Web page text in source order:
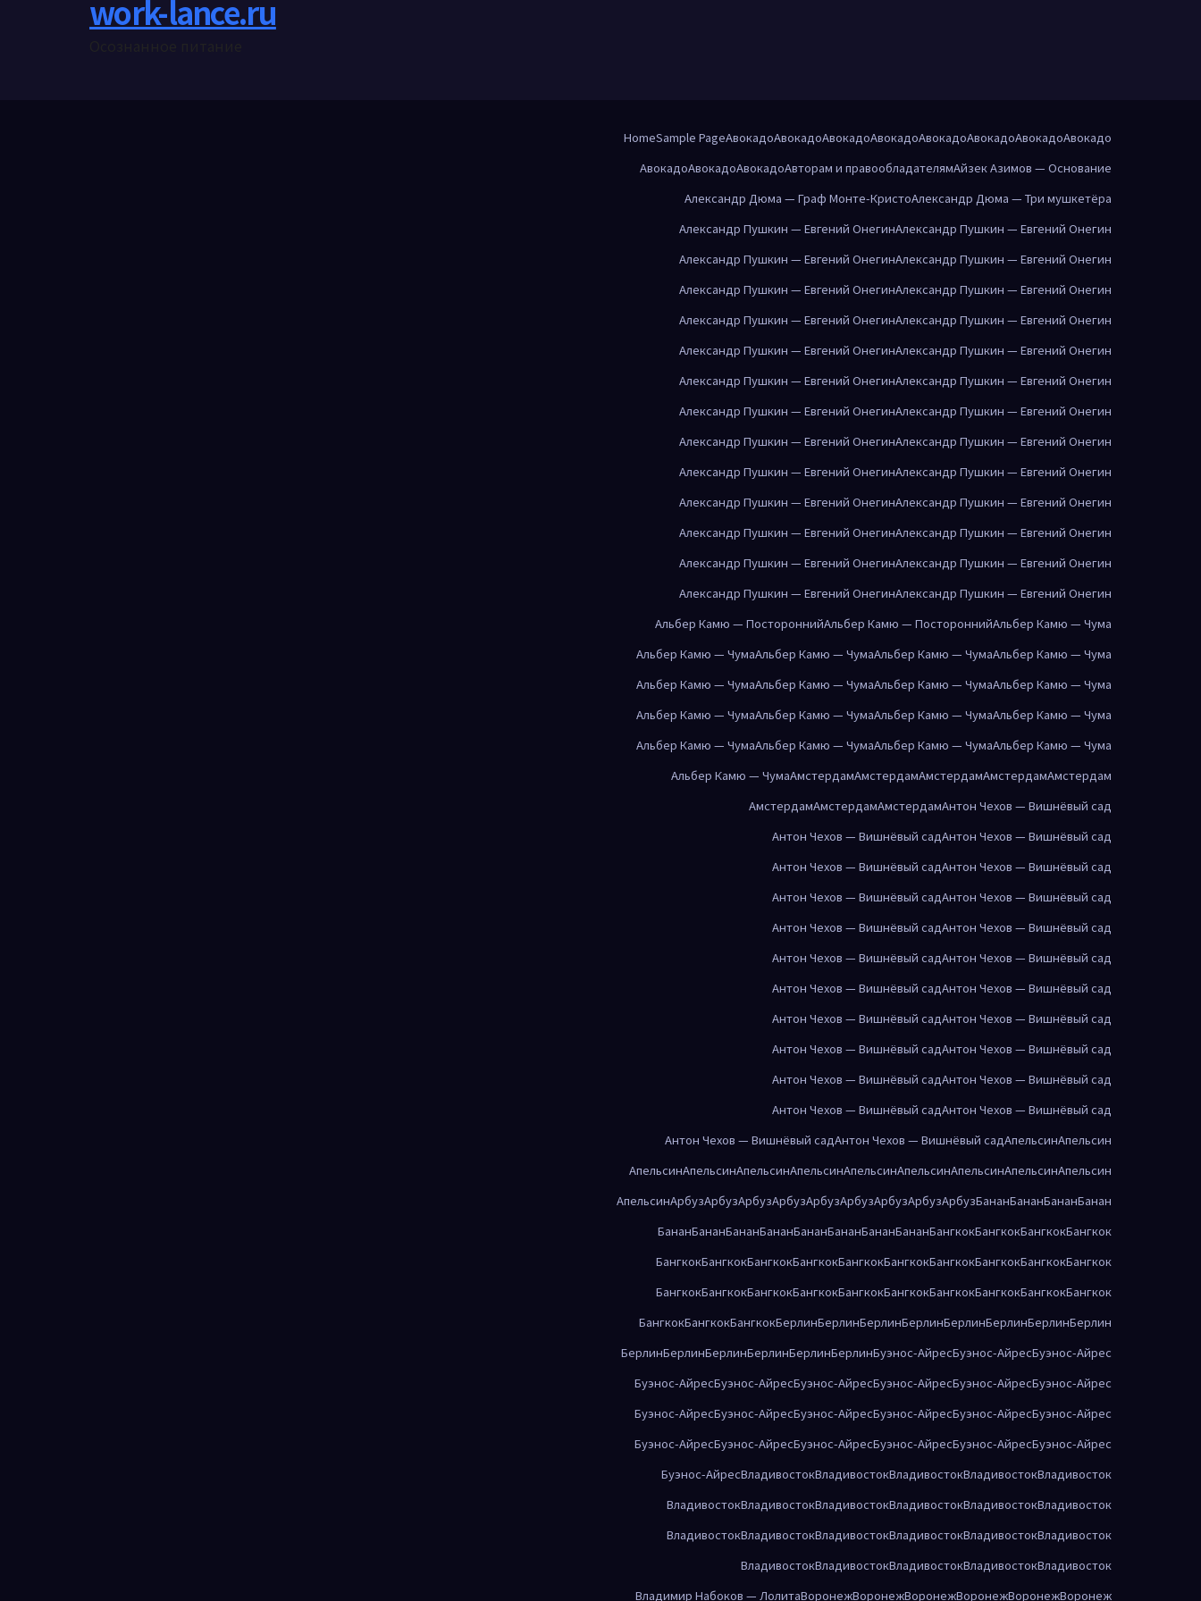
work-lance.ru
HomeSample PageАвокадоАвокадоАвокадоАвокадоАвокадоАвокадоАвокадоАвокадо
АвокадоАвокадоАвокадоАвторам и правообладателямАйзек Азимов — Основание
Александр Дюма — Граф Монте-КристоАлександр Дюма — Три мушкетёра
Александр Пушкин — Евгений ОнегинАлександр Пушкин — Евгений Онегин
Александр Пушкин — Евгений ОнегинАлександр Пушкин — Евгений Онегин
Александр Пушкин — Евгений ОнегинАлександр Пушкин — Евгений Онегин
Александр Пушкин — Евгений ОнегинАлександр Пушкин — Евгений Онегин
Александр Пушкин — Евгений ОнегинАлександр Пушкин — Евгений Онегин
Александр Пушкин — Евгений ОнегинАлександр Пушкин — Евгений Онегин
Александр Пушкин — Евгений ОнегинАлександр Пушкин — Евгений Онегин
Александр Пушкин — Евгений ОнегинАлександр Пушкин — Евгений Онегин
Александр Пушкин — Евгений ОнегинАлександр Пушкин — Евгений Онегин
Александр Пушкин — Евгений ОнегинАлександр Пушкин — Евгений Онегин
Александр Пушкин — Евгений ОнегинАлександр Пушкин — Евгений Онегин
Александр Пушкин — Евгений ОнегинАлександр Пушкин — Евгений Онегин
Александр Пушкин — Евгений ОнегинАлександр Пушкин — Евгений Онегин
Альбер Камю — ПостороннийАльбер Камю — ПостороннийАльбер Камю — Чума
Альбер Камю — ЧумаАльбер Камю — ЧумаАльбер Камю — ЧумаАльбер Камю — Чума
Альбер Камю — ЧумаАльбер Камю — ЧумаАльбер Камю — ЧумаАльбер Камю — Чума
Альбер Камю — ЧумаАльбер Камю — ЧумаАльбер Камю — ЧумаАльбер Камю — Чума
Альбер Камю — ЧумаАльбер Камю — ЧумаАльбер Камю — ЧумаАльбер Камю — Чума
Альбер Камю — ЧумаАмстердамАмстердамАмстердамАмстердамАмстердам
АмстердамАмстердамАмстердамАнтон Чехов — Вишнёвый сад
Антон Чехов — Вишнёвый садАнтон Чехов — Вишнёвый сад
Антон Чехов — Вишнёвый садАнтон Чехов — Вишнёвый сад
Антон Чехов — Вишнёвый садАнтон Чехов — Вишнёвый сад
Антон Чехов — Вишнёвый садАнтон Чехов — Вишнёвый сад
Антон Чехов — Вишнёвый садАнтон Чехов — Вишнёвый сад
Антон Чехов — Вишнёвый садАнтон Чехов — Вишнёвый сад
Антон Чехов — Вишнёвый садАнтон Чехов — Вишнёвый сад
Антон Чехов — Вишнёвый садАнтон Чехов — Вишнёвый сад
Антон Чехов — Вишнёвый садАнтон Чехов — Вишнёвый сад
Антон Чехов — Вишнёвый садАнтон Чехов — Вишнёвый сад
Антон Чехов — Вишнёвый садАнтон Чехов — Вишнёвый садАпельсинАпельсин
АпельсинАпельсинАпельсинАпельсинАпельсинАпельсинАпельсинАпельсинАпельсин
АпельсинАрбузАрбузАрбузАрбузАрбузАрбузАрбузАрбузАрбузБананБананБананБанан
БананБананБананБананБананБананБананБананБангкокБангкокБангкокБангкок
БангкокБангкокБангкокБангкокБангкокБангкокБангкокБангкокБангкокБангкок
БангкокБангкокБангкокБангкокБангкокБангкокБангкокБангкокБангкокБангкок
БангкокБангкокБангкокБерлинБерлинБерлинБерлинБерлинБерлинБерлинБерлин
БерлинБерлинБерлинБерлинБерлинБерлинБуэнос-АйресБуэнос-АйресБуэнос-Айрес
Буэнос-АйресБуэнос-АйресБуэнос-АйресБуэнос-АйресБуэнос-АйресБуэнос-Айрес
Буэнос-АйресБуэнос-АйресБуэнос-АйресБуэнос-АйресБуэнос-АйресБуэнос-Айрес
Буэнос-АйресБуэнос-АйресБуэнос-АйресБуэнос-АйресБуэнос-АйресБуэнос-Айрес
Буэнос-АйресВладивостокВладивостокВладивостокВладивостокВладивосток
ВладивостокВладивостокВладивостокВладивостокВладивостокВладивосток
ВладивостокВладивостокВладивостокВладивостокВладивостокВладивосток
ВладивостокВладивостокВладивостокВладивостокВладивосток
Владимир Набоков — ЛолитаВоронежВоронежВоронежВоронежВоронежВоронеж